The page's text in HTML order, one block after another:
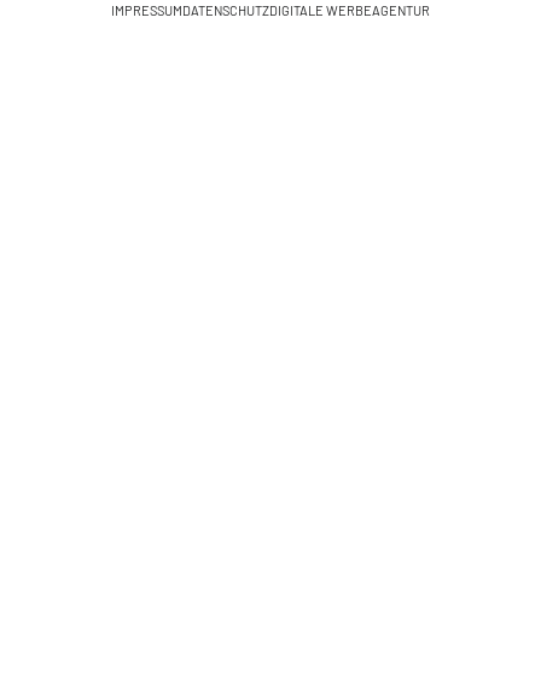
IMPRESSUMDATENSCHUTZDIGITALE WERBEAGENTUR